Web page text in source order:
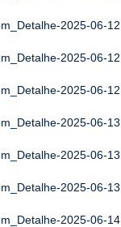
2025-06-12
2025-06-12
2025-06-12
2025-06-13
2025-06-13
2025-06-13
2025-06-14